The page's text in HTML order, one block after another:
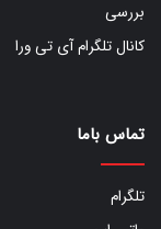
بررسی
کانال تلگرام آی تی ورا
تماس باما
تلگرام